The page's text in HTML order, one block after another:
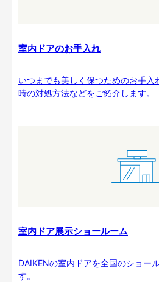
室内ドアのお手入れ
いつまでも美しく保つためのお手入
時の対処方法などをご紹介します。
室内ドア展示ショールーム
DAIKENの室内ドアを全国のショー
す。